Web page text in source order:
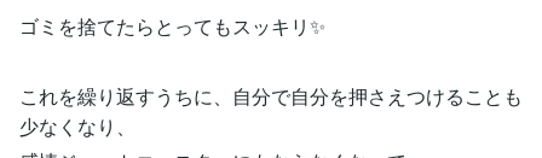
ゴミを捨てたらとってもスッキリ✨
これを繰り返すうちに、自分で自分を押さえつけることも
少なくなり、